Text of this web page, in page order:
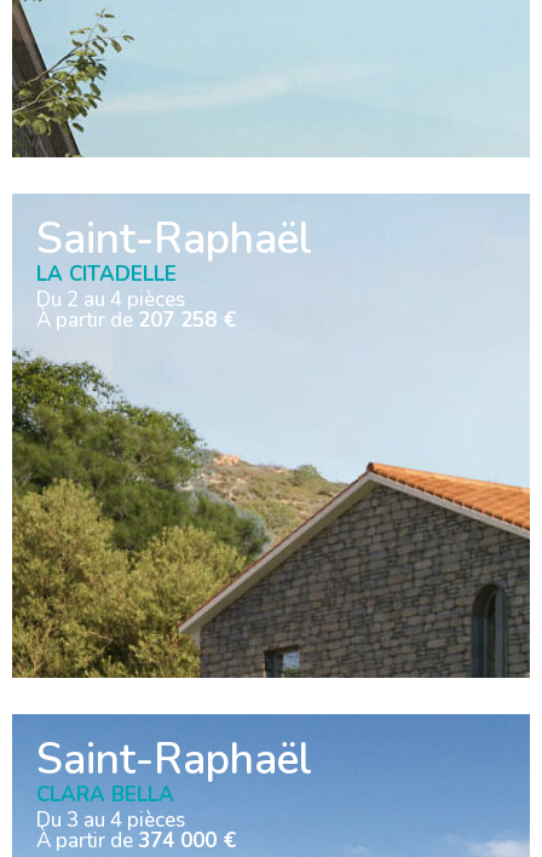
Saint-Raphaël
LA CITADELLE
Du 2 au 4 pièces
À partir de 207 258 €
Saint-Raphaël
CLARA BELLA
Du 3 au 4 pièces
À partir de374 000 €